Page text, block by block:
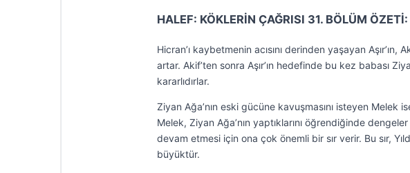
HALEF: KÖKLERİN ÇAĞRISI 31. BÖLÜM ÖZETİ:
Hicran’ı kaybetmenin acısını derinden yaşayan
artar. Akif’ten sonra Aşır’ın hedefinde bu kez babası
kararlıdırlar.
Ziyan Ağa’nın eski gücüne kavuşmasını isteyen Melek
Melek, Ziyan Ağa’nın yaptıklarını öğrendiğinde
devam etmesi için ona çok önemli bir sır verir. Bu sır,
büyüktür.